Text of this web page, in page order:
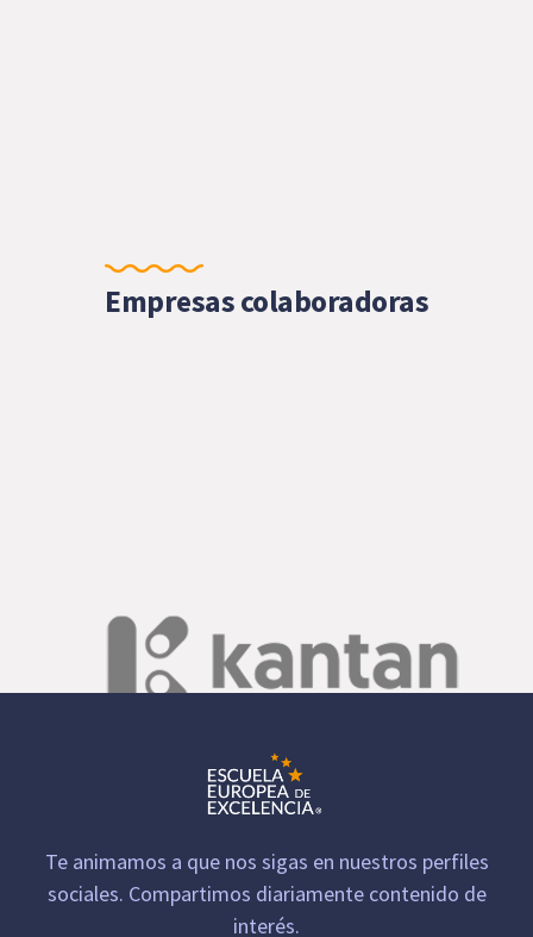
Empresas colaboradoras
Te animamos a que nos sigas en nuestros perfiles
sociales. Compartimos diariamente contenido de
interés.